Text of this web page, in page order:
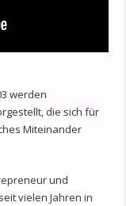
werden
die sich für
Miteinander
und
vielen Jahren in